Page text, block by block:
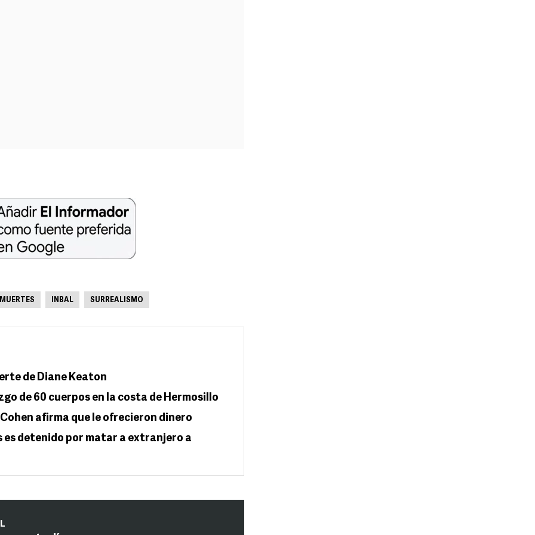
MUERTES INBAL SURREALISMO
de Diane Keaton
de 60 cuerpos en la costa de Hermosillo
afirma que le ofrecieron dinero
es detenido por matar a extranjero a